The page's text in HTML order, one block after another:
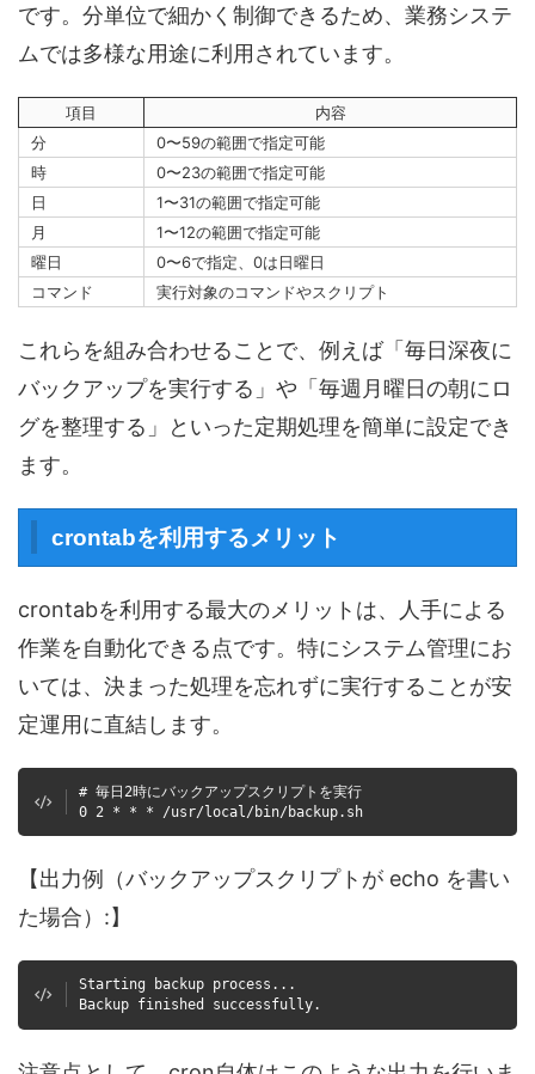
です。分単位で細かく制御できるため、業務システ
ムでは多様な用途に利用されています。
項目
内容
分
0〜59の範囲で指定可能
時
0〜23の範囲で指定可能
日
1〜31の範囲で指定可能
月
1〜12の範囲で指定可能
曜日
0〜6で指定、0は日曜日
コマンド
実行対象のコマンドやスクリプト
これらを組み合わせることで、例えば「毎日深夜に
バックアップを実行する」や「毎週月曜日の朝にロ
グを整理する」といった定期処理を簡単に設定でき
ます。
crontabを利用するメリット
crontabを利用する最大のメリットは、人手による
作業を自動化できる点です。特にシステム管理にお
いては、決まった処理を忘れずに実行することが安
定運用に直結します。
# 毎日2時にバックアップスクリプトを実行
0 2 * * * /usr/local/bin/backup.sh
【出力例（バックアップスクリプトが echo を書い
た場合）:】
Starting backup process...
Backup finished successfully.